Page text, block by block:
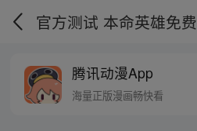
官方测试 本命英雄免费
腾讯动漫App
海量正版漫画畅快看